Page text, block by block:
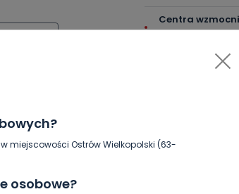
miejscowości Ostrów Wielkopolski (63-
osobowe?
Centra
Chce lepszego